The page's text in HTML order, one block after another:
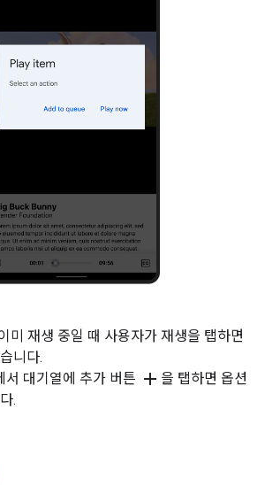
미 재생 중일 때 사용자가 재생을 탭하면
니다.
서 대기열에 추가 버튼 add 을 탭하면 옵션
.